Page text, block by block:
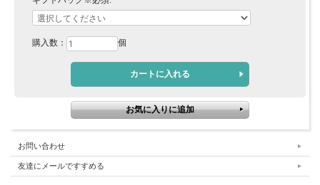
購入数： 個
お問い合わせ
友達にメールですすめる